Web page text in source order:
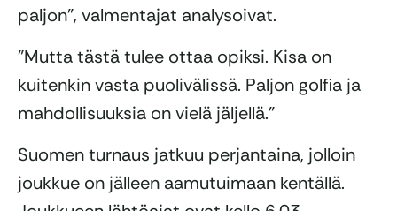
paljon”, valmentajat analysoivat.
”Mutta tästä tulee ottaa opiksi. Kisa on
kuitenkin vasta puolivälissä. Paljon golfia ja
mahdollisuuksia on vielä jäljellä.”
Suomen turnaus jatkuu perjantaina, jolloin
joukkue on jälleen aamutuimaan kentällä.